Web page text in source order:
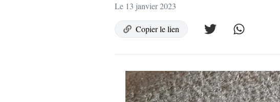
Le 13 janvier 2023
Copier le lien